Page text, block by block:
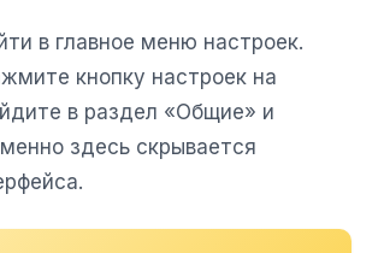
в главное меню настроек.
кнопку настроек на
в раздел «Общие» и
здесь скрывается